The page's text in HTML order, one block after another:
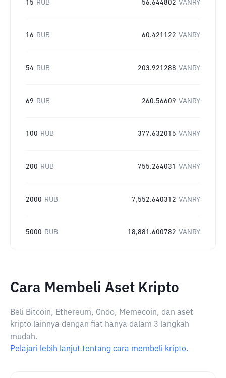
15 RUB 56.644802 VANRY
16 RUB 60.421122 VANRY
54 RUB 203.921288 VANRY
69 RUB 260.56609 VANRY
100 RUB 377.632015 VANRY
200 RUB 755.264031 VANRY
2000 RUB 7,552.640312 VANRY
5000 RUB 18,881.600782 VANRY
Cara Membeli Aset Kripto
Beli Bitcoin, Ethereum, Ondo, Memecoin, dan aset
kripto lainnya dengan fiat hanya dalam 3 langkah
mudah.
Pelajari lebih lanjut tentang cara membeli kripto.